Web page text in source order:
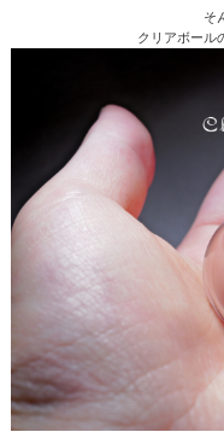
そ
クリアボール